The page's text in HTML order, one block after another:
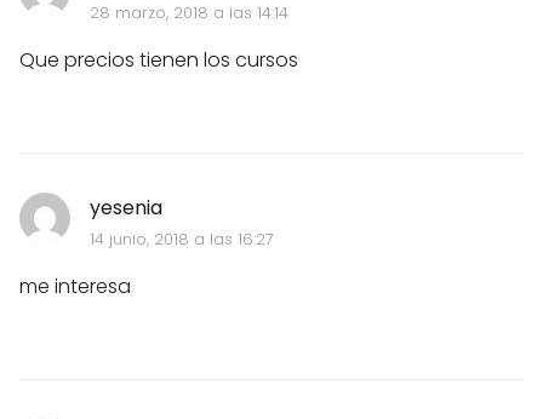
28 marzo, 2018 a las 14:14
Que precios tienen los cursos
yesenia
14 junio, 2018 a las 16:27
me interesa